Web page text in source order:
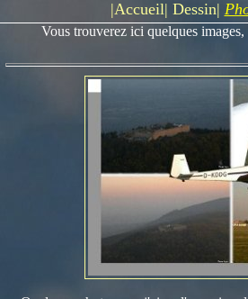
|Accueil| Dessin|
Vous trouverez ici quelques